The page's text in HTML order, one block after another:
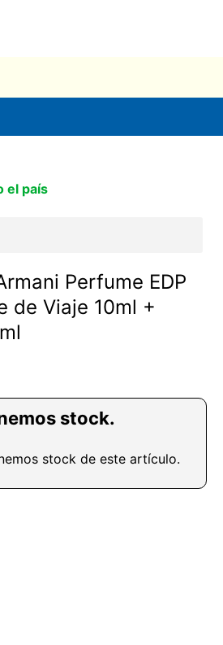
el país
Perfume EDP
de Viaje 10ml +
stock.
stock de este artículo.